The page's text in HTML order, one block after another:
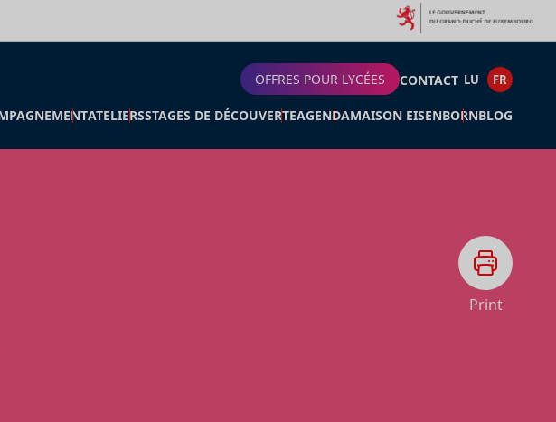
OFFRES POUR LYCÉES CONTACT LU FR
ATELIERSSTAGES DE DÉCOUVERTEAGENDAMAISON EISENBORNBLOG
Print